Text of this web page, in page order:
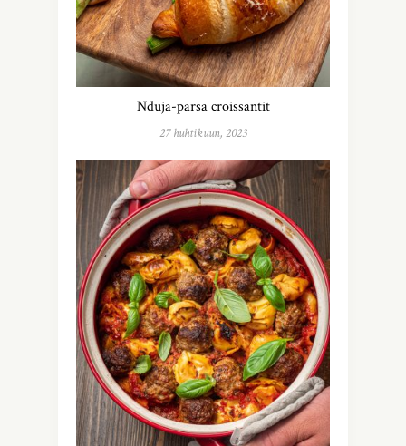
Nduja-parsa croissantit
27 huhtikuun, 2023